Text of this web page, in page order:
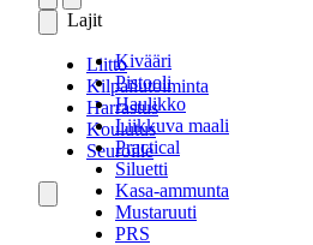
Lajit
Kivääri
Pistooli
Haulikko
Liikkuva maali
Practical
Siluetti
Kasa-ammunta
Mustaruuti
PRS
Liitto
Kilpailutoiminta
Harrastus
Koulutus
Seuroille